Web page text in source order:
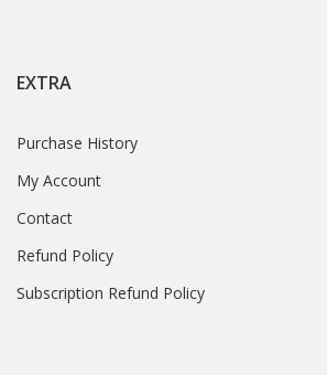
EXTRA
Purchase History
My Account
Contact
Refund Policy
Subscription Refund Policy